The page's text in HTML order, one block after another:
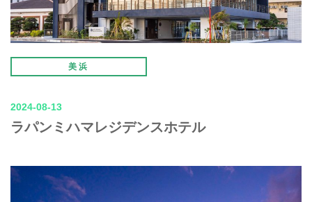
美浜
2024-08-13
ラパンミハマレジデンスホテル